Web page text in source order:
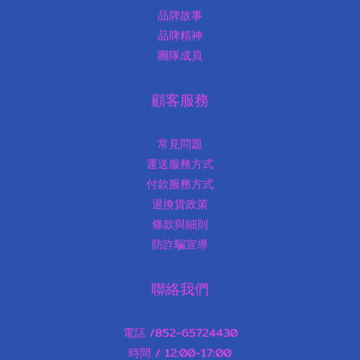
品牌故事
品牌精神
團隊成員
顧客服務
常見問題
運送服務方式
付款服務方式
退換貨政策
條款與細則
防詐騙宣導
聯絡我們
電話 /852-65724430
時間 / 12:00-17:00